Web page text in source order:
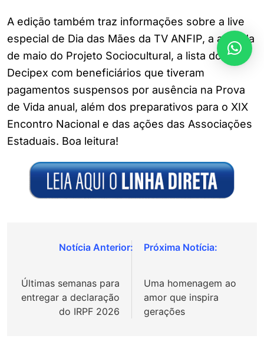
A edição também traz informações sobre a live
especial de Dia das Mães da TV ANFIP, a agenda
de maio do Projeto Sociocultural, a lista do
Decipex com beneficiários que tiveram
pagamentos suspensos por ausência na Prova
de Vida anual, além dos preparativos para o XIX
Encontro Nacional e das ações das Associações
Estaduais. Boa leitura!
Navegação
Post
Últimas semanas para
entregar a declaração
do IRPF 2026
Uma homenagem ao
amor que inspira
gerações